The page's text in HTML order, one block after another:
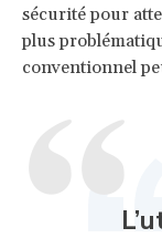
sécurité pour
plus
conventionnel